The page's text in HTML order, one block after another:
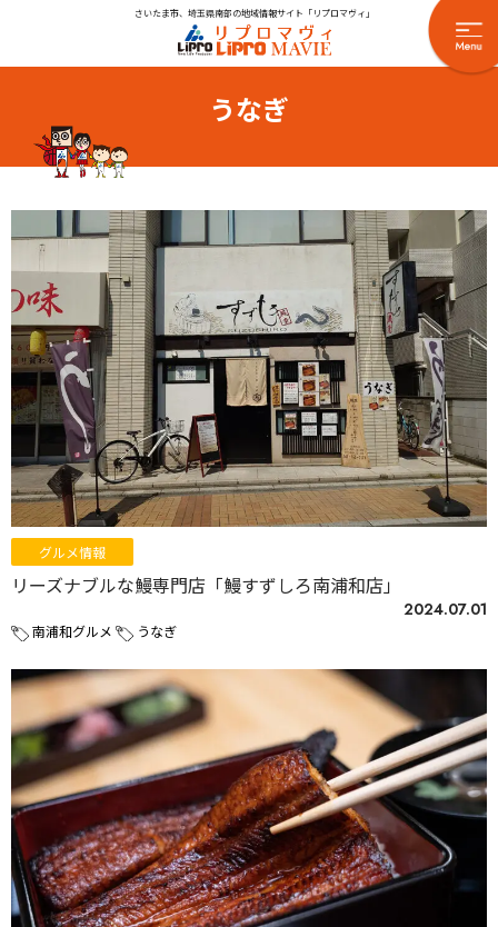
さいたま市、埼玉県南部の地域情報サイト「リプロマヴィ」
うなぎ
グルメ情報
リーズナブルな鰻専門店「鰻すずしろ南浦和店」
2024.07.01
南浦和グルメ うなぎ